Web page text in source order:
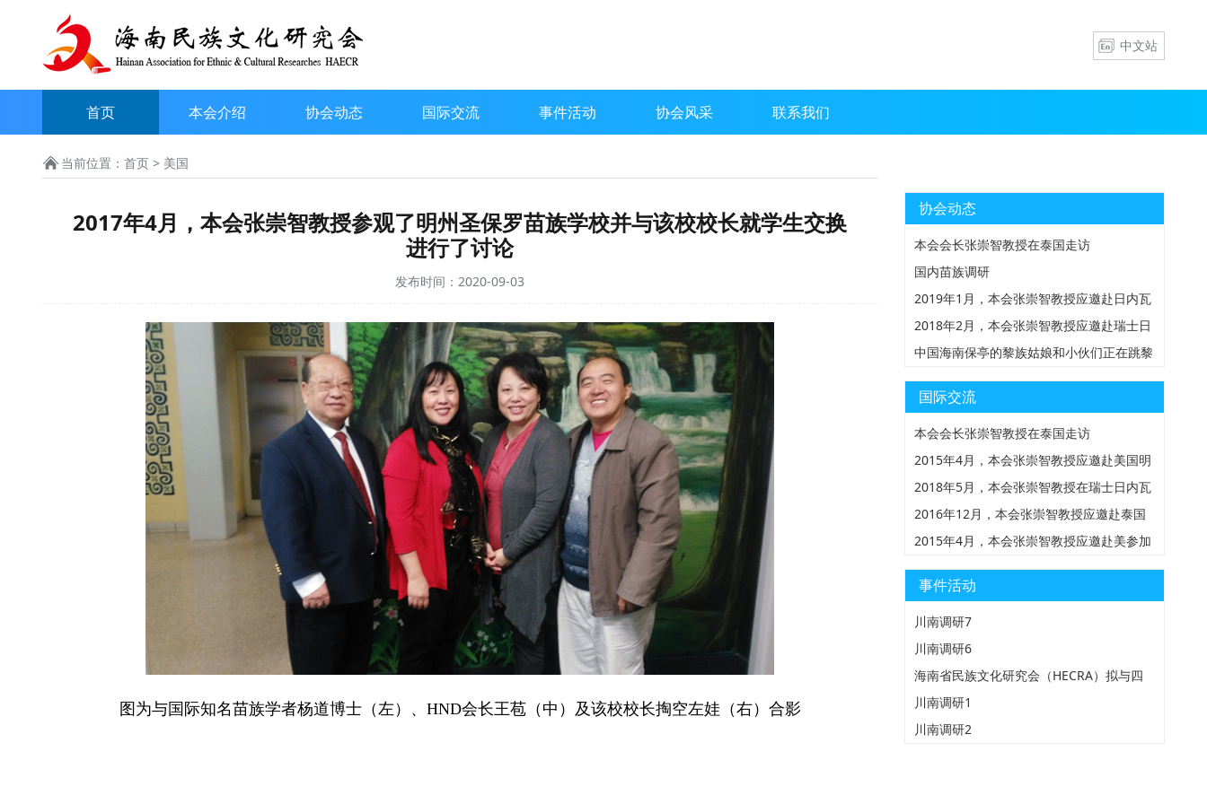
中文站
首页 本会介绍 协会动态 国际交流 事件活动 协会风采 联系我们
当前位置： 首页 > 美国
2017年4月，本会张崇智教授参观了明州圣保罗苗族学校并与该校校长就学生交换
进行了讨论
发布时间：2020-09-03
图为与国际知名苗族学者杨道博士（左）、 HND会长王苞（中）及该校校长掏空左娃（右）合影
协会动态
本会会长张崇智教授在泰国走访
国内苗族调研
2019年1月，本会张崇智教授应邀赴日内瓦
万国宫参加发展中国家食品安全与消费者信
2018年2月，本会张崇智教授应邀赴瑞士日
内瓦参加由ISHR主办的人权理事会新任主
中国海南保亭的黎族姑娘和小伙们正在跳黎
苗组青年人的喜爱
国际交流
本会会长张崇智教授在泰国走访
2015年4月，本会张崇智教授应邀赴美国明
州圣保罗参加由HND组织的全美苗人大
研究的报告”
2018年5月，本会张崇智教授在瑞士日内瓦
万国宫做中国人权形势报告
2016年12月，本会张崇智教授应邀赴泰国
参加由清迈大学民族研究中心组织的第三届
2015年4月，本会张崇智教授应邀赴美参加
事件活动
川南调研7
川南调研6
海南省民族文化研究会（HECRA）拟与四
川珙县苗学会共同举办“琼蜀苗族服饰文化
川南调研1
川南调研2